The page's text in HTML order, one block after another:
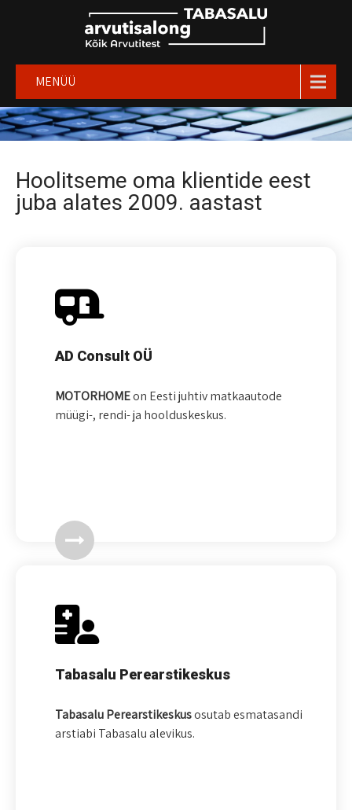
MENÜÜ
Hoolitseme oma klientide eest
juba alates 2009. aastast
AD Consult OÜ
MOTORHOMEon Eesti juhtiv matkaautode
müügi-, rendi- ja hoolduskeskus.
Tabasalu Perearstikeskus
Tabasalu Perearstikeskusosutab esmatasandi
arstiabi Tabasalu alevikus.